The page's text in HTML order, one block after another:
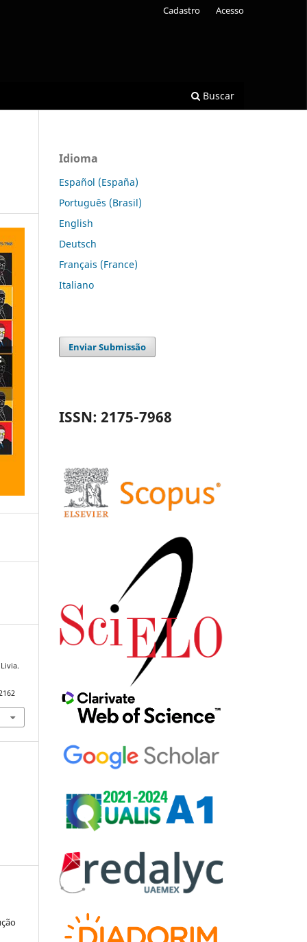
Buscar
Cadastro Acesso
Idioma
Español (España)
Português (Brasil)
English
Deutsch
Français (France)
Italiano
Enviar Submissão
ISSN: 2175-7968